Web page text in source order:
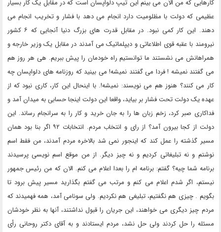
کارهایی که من الان می بینم این تیپ دلواپسان است که در مقابل یک کار بسیار
عظیمی که دولت با مظلومیت دارد انجام می دهد با فشار و تخریب انجام می
دهند. این کار کمی نبود. در مقابل قدرت های بزرگ دنیا آنجایی که ۶ کشور
نیرومند با عقبه قوی اطلاعاتی و دیپلماتیک می آمدند در مقابل یک وزیر خارجه و
همراهانش می نشستند ما توانستیم راه خودمان را پیش ببریم. هی هر روز هم
می گفتند نمیشه ! فردا می گفتند نمیشه! می بینید که روزنامه های دلواپسان چه
کار می کنند؟ هنوز هم می نویسند: نمیشه!. با اینحال این کار، کاری نبود که از
عهده یک دولت تحت فشار بر بیاید، واقعا این دولت اینجا حسابی به میدان آمد و
فداکاری صبر کرد، زخم زبان ها را به جان خرید و کار را به سرانجام رساند. این
دولت از کجا بیرون آمد؟ از رای و انتخاب مردم. انتخابات ۹۲ اگر بنا بود همان
مسیر گذشته را عمل کند که اینجور نمی شد بالاخره مردم آمدند، من فقط اسم
نوشتم و نه تبلیغاتی کردیم و نه چیز دیگر. از من موقع اسم نویسی پرسیدند
برنامه شما چیه؟ گفتم: برنامه ام را بعدا اعلام می کنم. الان که من رئیس جمهور
نیستم، اگر شدم اعلام می کنم و مرتب می گفتم بگذارید مسیر پیش برود تا
بگویم . چیزی هم نگفتیم، تبلیغی هم نکردیم. ولی سونامی آمد، همه فهمیدند که
مردم چیز دیگری می خواهند، این جریان را قبول نداشتند، آنها به نظر خودشان
مسئله را حل کردند ولی حل نشد، مردم ایستادند و به آقای دکتر روحانی رأی